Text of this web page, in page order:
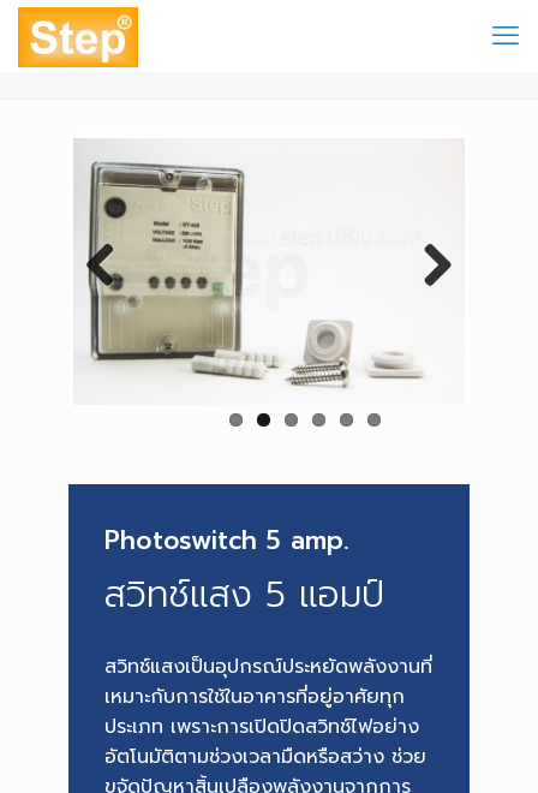
Previous
Photoswitch 5 amp.
สวิทช์แสง 5 แอมป์
สวิทช์แสงเป็นอุปกรณ์ประหยัดพลังงานที่
เหมาะกับการใช้ในอาคารที่อยู่อาศัยทุก
ประเภท เพราะการเปิดปิดสวิทช์ไฟอย่าง
อัตโนมัติตามช่วงเวลามืดหรือสว่าง ช่วย
ขจัดปัญหาสิ้นเปลืองพลังงานจากการ